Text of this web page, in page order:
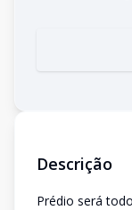
Descrição
Prédio será